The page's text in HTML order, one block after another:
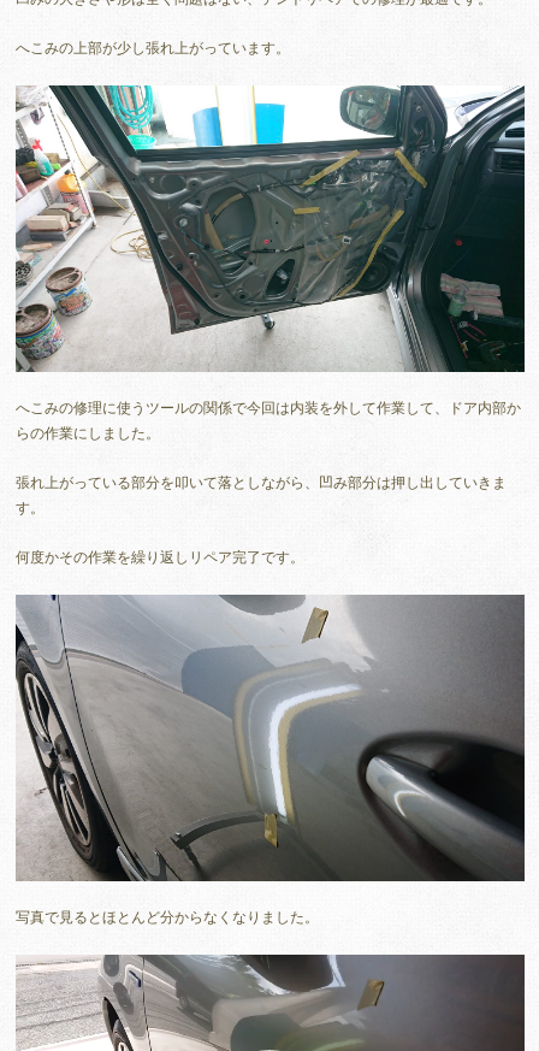
へこみの上部が少し張れ上がっています。
へこみの修理に使うツールの関係で今回は内装を外して作業して、ドア内部か
らの作業にしました。
張れ上がっている部分を叩いて落としながら、凹み部分は押し出していきま
す。
何度かその作業を繰り返しリペア完了です。
写真で見るとほとんど分からなくなりました。
動
画
プ
レ